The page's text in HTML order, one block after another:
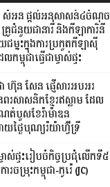
សំអន ផ្តល់អនុសាសន៍៤ចំណុច
រូជំនួយជានារី និងកីឡាការិនី
ម្នះក្នុងការប្រកួតកីឡាស៊ី
ម្ពុជាធ្វើជាម្ចាស់ផ្ទះ
ហ៊ុន សែន ផ្ញើសារអបអរ
រសាសនិកខ្មែរឥស្លាម ដែល
ត់បួសខែរ៉ាម៉ាឌន
ថ្ងៃបុណ្យរ៉យ៉ាហ៊្វីទ្រី
ចាស់ផ្ទះរៀបចំកិច្ចប្រជុំលើកទី៥
រចម្រុះកម្ពុជា-កូរ៉េ (JC)